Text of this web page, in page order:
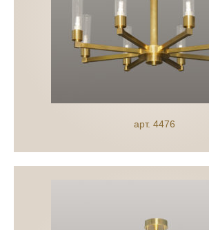
арт. 4476